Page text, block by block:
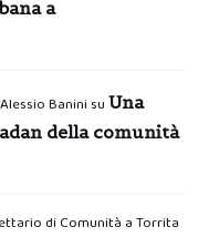
a
Banini su Una
della comunità
di Comunità a Torrita